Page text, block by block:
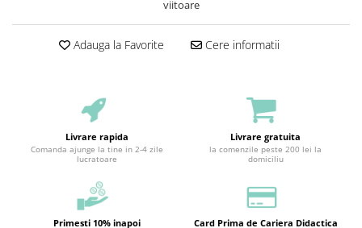
viitoare
Adauga la Favorite Cere informatii
Livrare rapida
Comanda ajunge la tine in 2-4 zile
lucratoare
Livrare gratuita
la comenzile peste 200 lei la
domiciliu
Primesti 10% inapoi Card Prima de Cariera Didactica